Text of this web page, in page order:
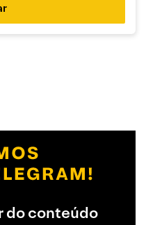
do conteúdo